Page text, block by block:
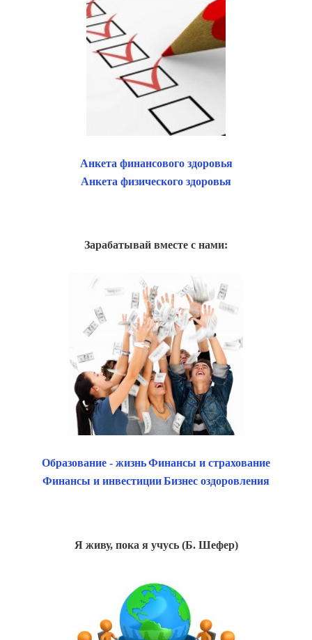
Анкета финансового здоровья
Анкета физического здоровья
Зарабатывай вместе с нами:
Образование - жизньФинансы и страхование
Финансы и инвестицииБизнес оздоровления
Я живу, пока я учусь (Б. Шефер)